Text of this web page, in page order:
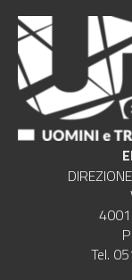
Tel.